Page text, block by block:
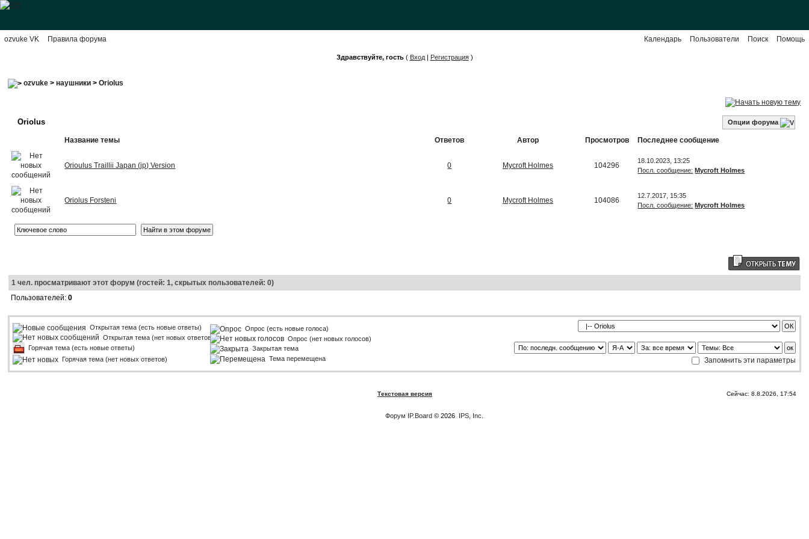
ozvuke VK Правила форума Помощь
Поиск
Пользователи
Календарь
Здравствуйте, гость( Вход| Регистрация)
ozvuke >наушники >Oriolus
Oriolus Опции форума
Название темы Ответов Автор Просмотров Последнее сообщение
Orioulus Traillii Japan (jp) Version 0 Mycroft Holmes 104296
18.10.2023, 13:25
Посл. сообщение: Mycroft Holmes
Oriolus Forsteni 0 Mycroft Holmes 104086
12.7.2017, 15:35
Посл. сообщение: Mycroft Holmes
1 чел. просматривают этот форум (гостей: 1, скрытых пользователей: 0)
Пользователей:0
Открытая тема (есть новые ответы)
Открытая тема (нет новых ответов)
Горячая тема (есть новые ответы)
Горячая тема (нет новых ответов)
Опрос (есть новые голоса)
Опрос (нет новых голосов)
Закрытая тема
Тема перемещена
Запомнить эти параметры
Текстовая версия Сейчас: 8.8.2026, 17:54
Форум IP.Board © 2026 IPS, Inc